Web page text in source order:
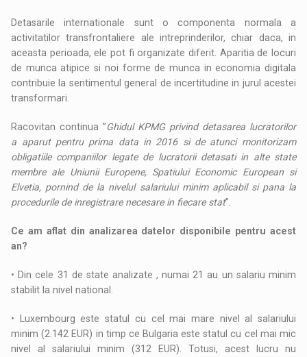
Detasarile internationale sunt o componenta normala a
activitatilor transfrontaliere ale intreprinderilor, chiar daca, in
aceasta perioada, ele pot fi organizate diferit. Aparitia de locuri
de munca atipice si noi forme de munca in economia digitala
contribuie la sentimentul general de incertitudine in jurul acestei
transformari.
Racovitan continua ”Ghidul KPMG privind detasarea lucratorilor
a aparut pentru prima data in 2016 si de atunci monitorizam
obligatiile companiilor legate de lucratorii detasati in alte state
membre ale Uniunii Europene, Spatiului Economic European si
Elvetia, pornind de la nivelul salariului minim aplicabil si pana la
procedurile de inregistrare necesare in fiecare stat”.
Ce am aflat din analizarea datelor disponibile pentru acest
an?
• Din cele 31 de state analizate , numai 21 au un salariu minim
stabilit la nivel national.
• Luxembourg este statul cu cel mai mare nivel al salariului
minim (2.142 EUR) in timp ce Bulgaria este statul cu cel mai mic
nivel al salariului minim (312 EUR). Totusi, acest lucru nu